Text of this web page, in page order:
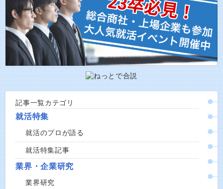
記事一覧カテゴリ
就活特集
就活のプロが語る
就活特集記事
業界・企業研究
業界研究